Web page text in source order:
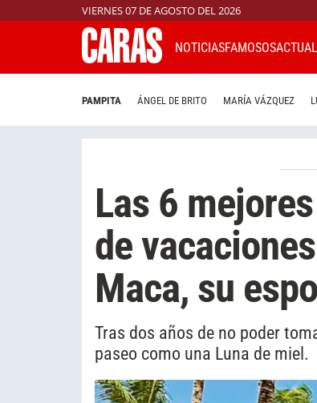
VIERNES 07 DE AGOSTO DEL 2026
NOTICIASFAMOSOS
PAMPITA ÁNGEL DE BRITO MARÍA VÁZQUEZ
Las 6
de
Maca, su
Tras dos años de no poder
paseo como una Luna de miel.